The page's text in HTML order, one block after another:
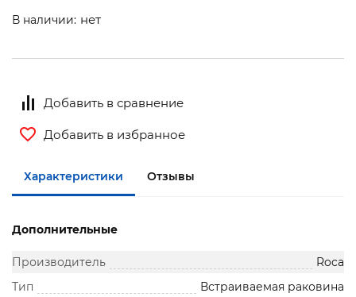
В наличии: нет
Добавить в сравнение
Добавить в избранное
Характеристики Отзывы
Дополнительные
Производитель
Roca
Тип
Встраиваемая раковина